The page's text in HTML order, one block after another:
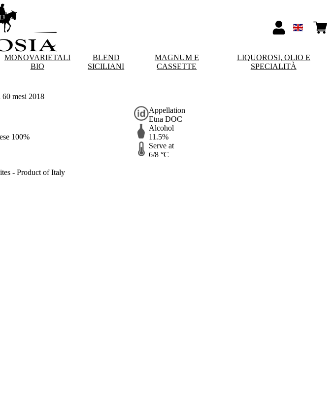
MONOVARIETALI
BIO
BLEND
SICILIANI
MAGNUM E
CASSETTE
LIQUOROSI, OLIO E
SPECIALITÀ
60 mesi 2018
Appellation
Etna DOC
100%
Alcohol
11.5%
Serve at
6/8 °C
- Product of Italy